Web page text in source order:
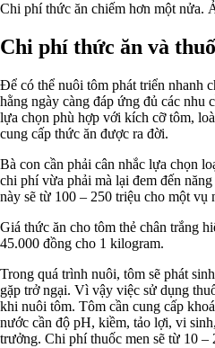
Chi phí thức ăn chiếm hơn một nửa.
Chi phí thức ăn và
Để có thể nuôi tôm phát triển nhanh
hằng ngày càng đáp ứng đủ các nhu
lựa chọn phù hợp với kích cỡ tôm,
cung cấp thức ăn được ra đời.
Bà con cần phải cân nhắc lựa chọn
chi phí vừa phải mà lại đem đến
này sẽ từ 100 – 250 triệu cho một vụ
Giá thức ăn cho tôm thẻ chân trắng
45.000 đồng cho 1 kilogram.
Trong quá trình nuôi, tôm sẽ phát
gặp trở ngại. Vì vậy việc sử dụng
khi nuôi tôm. Tôm cần cung cấp
nước cần độ pH, kiềm, tảo lợi, vi
trưởng. Chi phí thuốc men sẽ từ 10 –